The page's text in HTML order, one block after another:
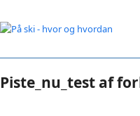
Piste_nu_test af